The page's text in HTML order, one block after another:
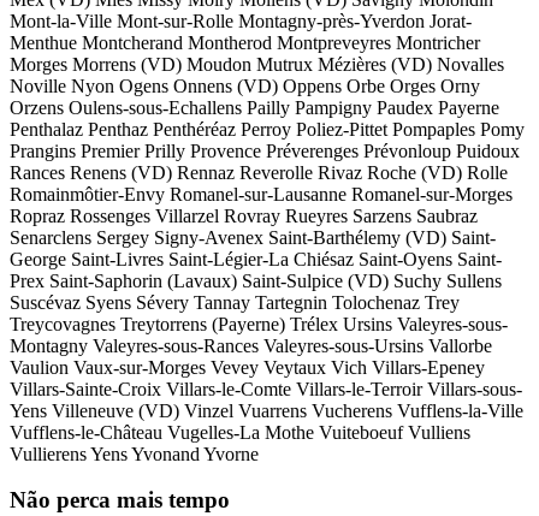
Mont-la-Ville Mont-sur-Rolle Montagny-près-Yverdon Jorat-
Menthue Montcherand Montherod Montpreveyres Montricher
Morges Morrens (VD) Moudon Mutrux Mézières (VD) Novalles
Noville Nyon Ogens Onnens (VD) Oppens Orbe Orges Orny
Orzens Oulens-sous-Echallens Pailly Pampigny Paudex Payerne
Penthalaz Penthaz Penthéréaz Perroy Poliez-Pittet Pompaples Pomy
Prangins Premier Prilly Provence Préverenges Prévonloup Puidoux
Rances Renens (VD) Rennaz Reverolle Rivaz Roche (VD) Rolle
Romainmôtier-Envy Romanel-sur-Lausanne Romanel-sur-Morges
Ropraz Rossenges Villarzel Rovray Rueyres Sarzens Saubraz
Senarclens Sergey Signy-Avenex Saint-Barthélemy (VD) Saint-
George Saint-Livres Saint-Légier-La Chiésaz Saint-Oyens Saint-
Prex Saint-Saphorin (Lavaux) Saint-Sulpice (VD) Suchy Sullens
Suscévaz Syens Sévery Tannay Tartegnin Tolochenaz Trey
Treycovagnes Treytorrens (Payerne) Trélex Ursins Valeyres-sous-
Montagny Valeyres-sous-Rances Valeyres-sous-Ursins Vallorbe
Vaulion Vaux-sur-Morges Vevey Veytaux Vich Villars-Epeney
Villars-Sainte-Croix Villars-le-Comte Villars-le-Terroir Villars-sous-
Yens Villeneuve (VD) Vinzel Vuarrens Vucherens Vufflens-la-Ville
Vufflens-le-Château Vugelles-La Mothe Vuiteboeuf Vulliens
VullierensYensYvonand Yvorne
Não perca mais tempo